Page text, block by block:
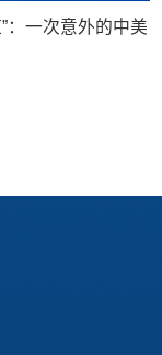
：一次意外的中美